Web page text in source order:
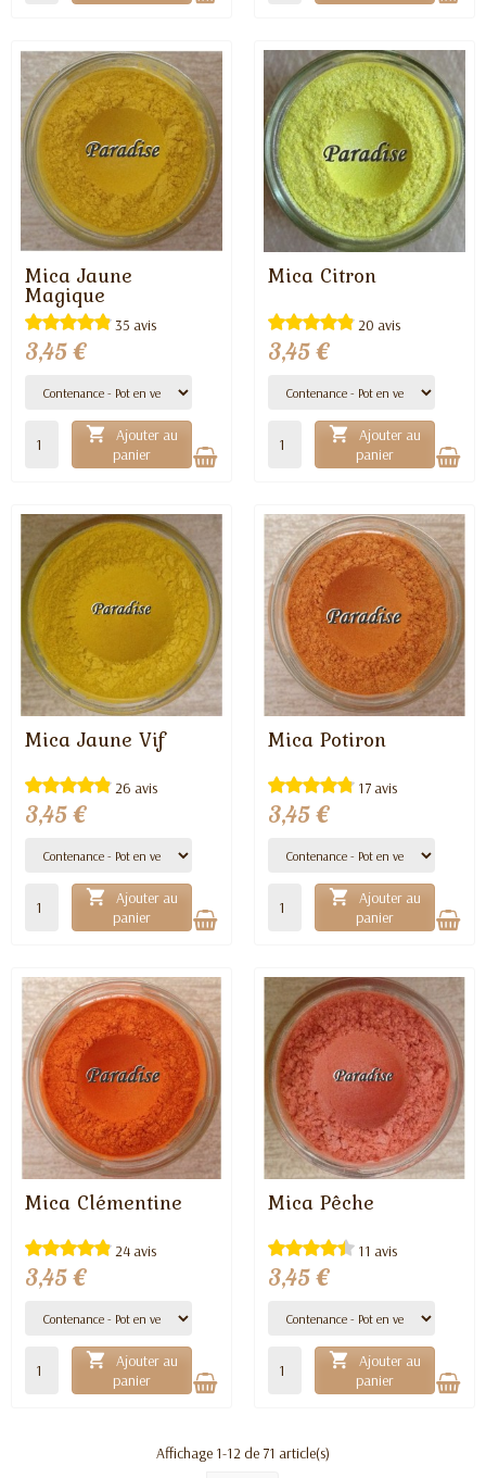
EN STOCK
Mica Jaune
Magique
35 avis
3,45 €

Ajouter au
panier
EN STOCK
Mica Citron
20 avis
3,45 €

Ajouter au
panier
EN STOCK
Mica Jaune Vif
26 avis
3,45 €

Ajouter au
panier
EN STOCK
Mica Potiron
17 avis
3,45 €

Ajouter au
panier
EN STOCK
Mica Clémentine
24 avis
3,45 €

Ajouter au
panier
EN STOCK
Mica Pêche
11 avis
3,45 €

Ajouter au
panier
Affichage 1-12 de 71 article(s)